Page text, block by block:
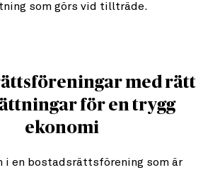
som görs vid tillträde.
med rätt
för en trygg
ekonomi
i en bostadsrättsförening som är